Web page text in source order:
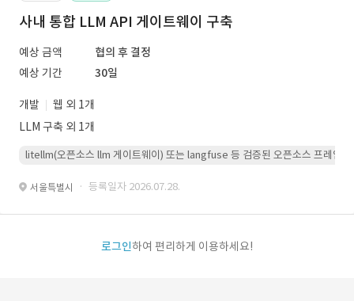
사내 통합 LLM API 게이트웨이 구축
예상 금액
협의 후 결정
예상 기간
30일
개발
웹 외 1개
LLM 구축 외 1개
litellm(오픈소스 llm 게이트웨이) 또는 langfuse 등 검증된 오픈소스 프레임워
서울특별시 · 등록일자 2026.07.28.
로그인하여 편리하게 이용하세요!